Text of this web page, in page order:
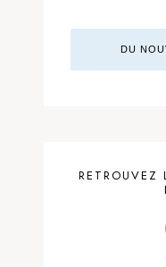
DU
RETROUVEZ